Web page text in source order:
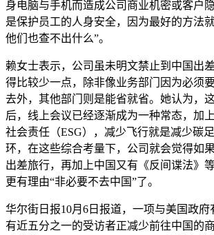
身电脑与手机而造成公司商业机密或客户
是保护员工的人身安全，因为最好的方法
他们也查不出什么”。
赖女士表示，公司虽未明文禁止到中国出
得比较少一点，除非像业务部门因为必须
去外，其他部门则是能省就省。她认为，
后，线上会议已经逐渐成为一种常态，加
社会责任（ESG），减少飞行就是减少碳
环，在这些综合考量下，公司就会觉得如
出差旅行，再加上中国又有《反间谍法》
更有理由“非必要不去中国”了。
华尔街日报10月6日报道，一项与美国政府
有近五分之一的受访者正减少前往中国的